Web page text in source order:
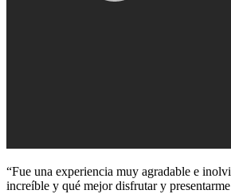
“Fue una experiencia muy agradable e
increíble y qué mejor disfrutar y